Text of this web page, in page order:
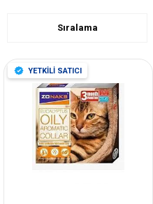
Sıralama
YETKİLİ SATICI